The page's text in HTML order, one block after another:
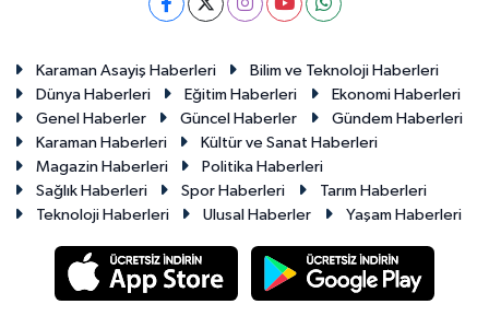
Karaman Asayiş Haberleri
Bilim ve Teknoloji Haberleri
Dünya Haberleri
Eğitim Haberleri
Ekonomi Haberleri
Genel Haberler
Güncel Haberler
Gündem Haberleri
Karaman Haberleri
Kültür ve Sanat Haberleri
Magazin Haberleri
Politika Haberleri
Sağlık Haberleri
Spor Haberleri
Tarım Haberleri
Teknoloji Haberleri
Ulusal Haberler Yaşam Haberleri